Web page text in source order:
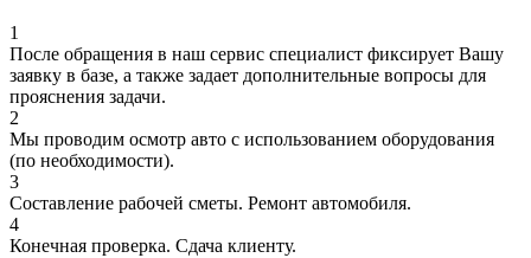
1
После обращения в наш сервис специалист фиксирует Вашу
заявку в базе, а также задает дополнительные вопросы для
прояснения задачи.
2
Мы проводим осмотр авто с использованием оборудования
(по необходимости).
3
Составление рабочей сметы. Ремонт автомобиля.
4
Конечная проверка. Сдача клиенту.